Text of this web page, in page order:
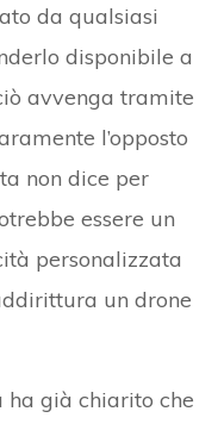
da qualsiasi
disponibile a
avvenga tramite
l’opposto
non dice per
essere un
personalizzata
un drone
già chiarito che